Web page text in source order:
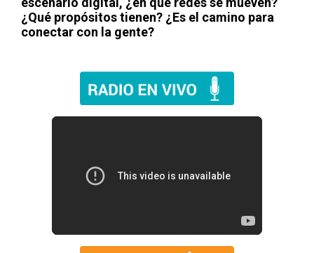
¿Qué propósitos tienen? ¿Es el camino para
conectar con la gente?